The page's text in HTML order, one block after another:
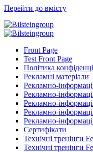
Перейти до вмісту
Front Page
Test Front Page
Політика
Рекламні матеріали
Рекламно-
Рекламно-
Рекламно-
Рекламно-
Рекламно-
Сертифікати
Технічні тренінги
Технічні тренінги